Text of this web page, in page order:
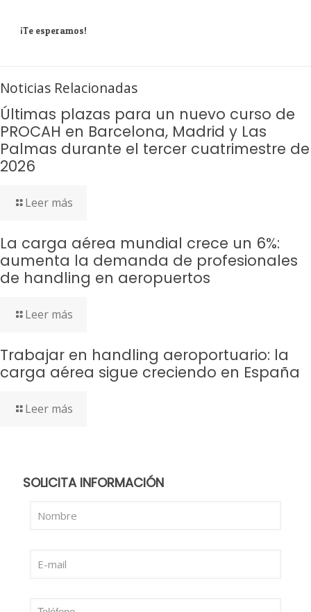
¡Te esperamos!
Noticias Relacionadas
Últimas plazas para un nuevo curso de
PROCAH en Barcelona, Madrid y Las
Palmas durante el tercer cuatrimestre de
2026
Leer más
La carga aérea mundial crece un 6%:
aumenta la demanda de profesionales
de handling en aeropuertos
Leer más
Trabajar en handling aeroportuario: la
carga aérea sigue creciendo en España
Leer más
SOLICITA INFORMACIÓN